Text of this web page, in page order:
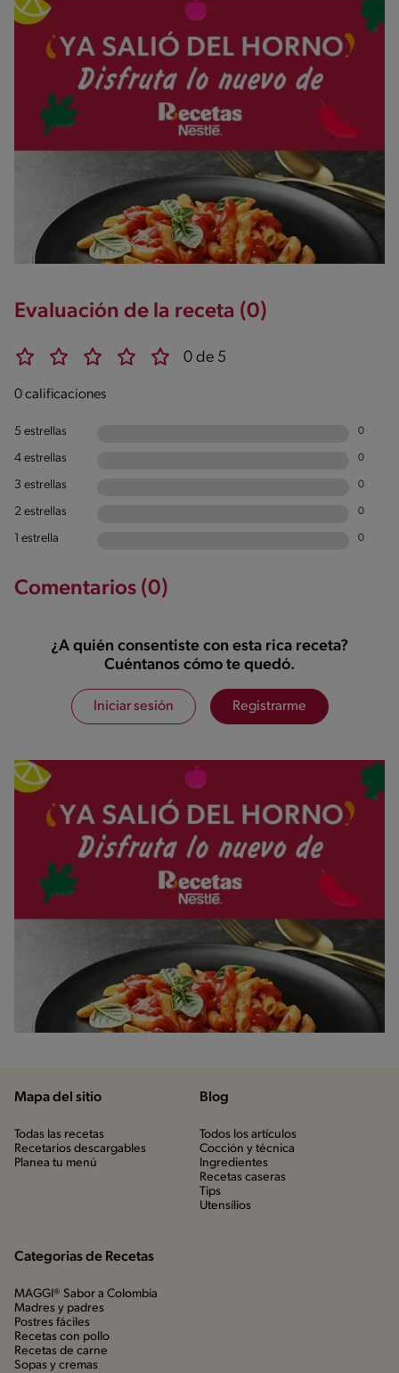
Evaluación de la receta (0)
0 de 5
0 calificaciones
5 estrellas 0
4 estrellas 0
3 estrellas 0
2 estrellas 0
1 estrella 0
Comentarios (0)
¿A quién consentiste con esta rica receta?
Cuéntanos cómo te quedó.
Iniciar sesión Registrarme
Mapa del sitio
Todas las recetas
Recetarios descargables
Planea tu menú
Blog
Todos los artículos
Cocción y técnica
Ingredientes
Recetas caseras
Tips
Utensílios
Categorias de Recetas
MAGGI® Sabor a Colombia
Madres y padres
Postres fáciles
Recetas con pollo
Recetas de carne
Sopas y cremas